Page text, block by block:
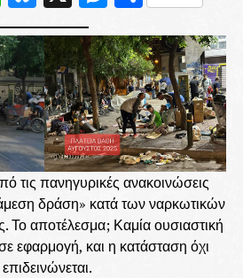
τις πανηγυρικές ανακοινώσεις
δράση» κατά των ναρκωτικών
Το αποτέλεσμα; Καμία ουσιαστική
εφαρμογή, και η κατάσταση όχι